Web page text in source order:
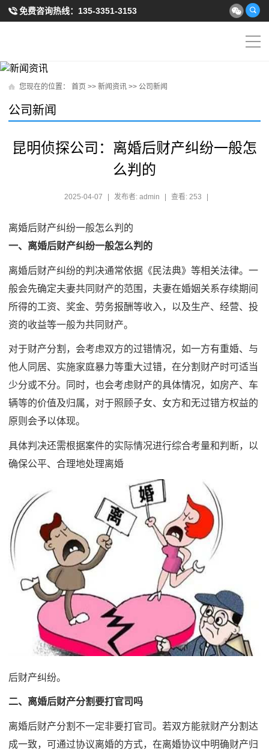
免费咨询热线： 135-3351-3153
您现在的位置： 首页 >> 新闻资讯 >> 公司新闻
公司新闻
昆明侦探公司：离婚后财产纠纷一般怎
么判的
2025-04-07 发布者: admin 查看: 253
离婚后财产纠纷一般怎么判的
一、离婚后财产纠纷一般怎么判的
离婚后财产纠纷的判决通常依据《民法典》等相关法律。一
般会先确定夫妻共同财产的范围，夫妻在婚姻关系存续期间
所得的工资、奖金、劳务报酬等收入，以及生产、经营、投
资的收益等一般为共同财产。
对于财产分割，会考虑双方的过错情况，如一方有重婚、与
他人同居、实施家庭暴力等重大过错，在分割财产时可适当
少分或不分。同时，也会考虑财产的具体情况，如房产、车
辆等的价值及归属，对于照顾子女、女方和无过错方权益的
原则会予以体现。
具体判决还需根据案件的实际情况进行综合考量和判断，以
确保公平、合理地处理离婚
后财产纠纷。
二、离婚后财产分割要打官司吗
离婚后财产分割不一定非要打官司。若双方能就财产分割达
成一致，可通过协议离婚的方式，在离婚协议中明确财产归